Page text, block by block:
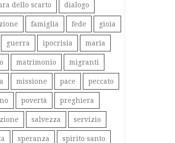
dello scarto dialogo
famiglia fede gioia
guerra ipocrisia maria
matrimonio migranti
missione pace peccato
povertà preghiera
salvezza servizio
speranza spirito santo